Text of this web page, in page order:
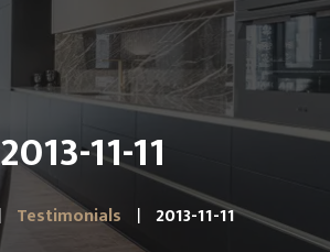
2013-11-11
Testimonials 2013-11-11